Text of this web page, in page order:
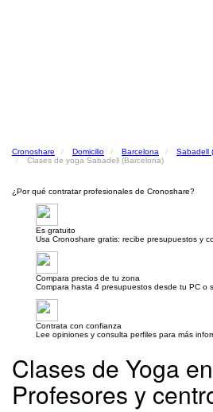
Cronoshare Domicilio Barcelona Sabadell
Clases de yoga Sabadell (Barcelona)
¿Por qué contratar profesionales de Cronoshare?
Es gratuito
Usa Cronoshare gratis: recibe presupuestos y
Compara precios de tu zona
Compara hasta 4 presupuestos desde tu PC o
Contrata con confianza
Lee opiniones y consulta perfiles para más
Clases de Yoga
Profesores y